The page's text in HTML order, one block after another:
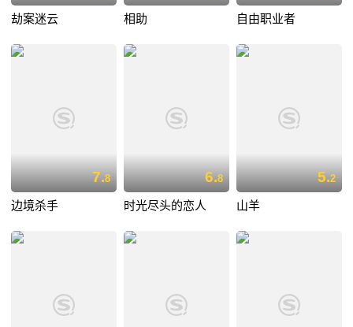
劫案迷云 相助 自由职业者
7.8
边境杀手
6.8
时光尽头的恋人
5.2
山羊